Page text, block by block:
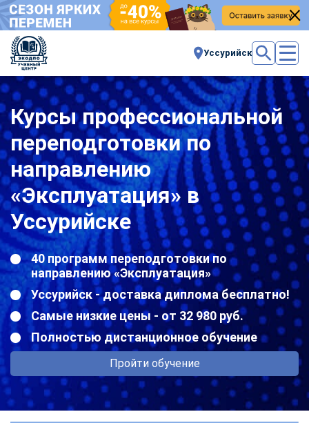
Уссурийск
Курсы профессиональной
переподготовки по
направлению
«Эксплуатация» в
Уссурийске
40 программ переподготовки по
направлению «Эксплуатация»
Уссурийск - доставка диплома бесплатно!
Самые низкие цены - от 32 980 руб.
Полностью дистанционное обучение
Пройти обучение